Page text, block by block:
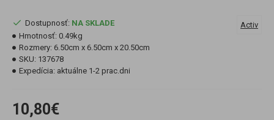
10,80€
Dostupnosť: NA SKLADE
Hmotnosť: 0.49kg
Rozmery: 6.50cm x 6.50cm x 20.50cm
SKU: 137678
Expedícia: aktuálne 1-2 prac.dni
Activ